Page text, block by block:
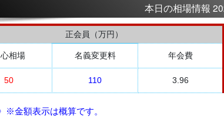
本日の相場情報
正会員（万円）
相場 名義変更料 年会費
50 110 3.96
※金額表示は概算です。